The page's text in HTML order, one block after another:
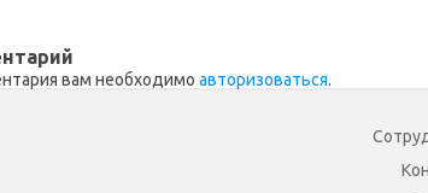
т
вам необходимо авторизоваться.